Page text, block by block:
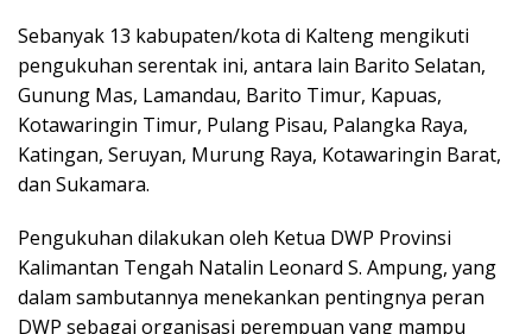
Sebanyak 13 kabupaten/kota di Kalteng mengikuti
pengukuhan serentak ini, antara lain Barito Selatan,
Gunung Mas, Lamandau, Barito Timur, Kapuas,
Kotawaringin Timur, Pulang Pisau, Palangka Raya,
Katingan, Seruyan, Murung Raya, Kotawaringin Barat,
dan Sukamara.
Pengukuhan dilakukan oleh Ketua DWP Provinsi
Kalimantan Tengah Natalin Leonard S. Ampung, yang
dalam sambutannya menekankan pentingnya peran
DWP sebagai organisasi perempuan yang mampu